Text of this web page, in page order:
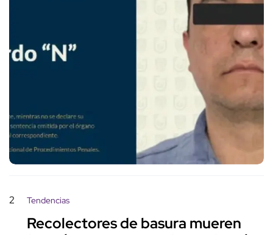
2 Tendencias
Recolectores de basura mueren